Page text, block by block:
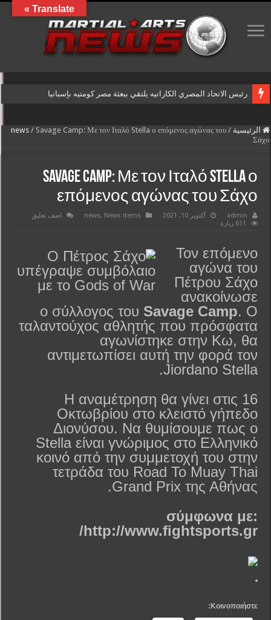
رئيس الاتحاد المصري الكاراتيه يلتقي ببعثة مصر كومتيه بإسبانيا
الرئيسية /
news / Savage Camp: Με τον Ιταλό Stella ο επόμενος αγώνας του
Σάχο
Savage Camp: Με τον Ιταλό Stella ο
επόμενος αγώνας του Σάχο
admin أكتوبر 10, 2021 news, News items
اضف تعليق
611 زيارة
Τον επόμενο
αγώνα του
Πέτρου Σάχο
ανακοίνωσε
ο σύλλογος του Savage Camp. Ο
ταλαντούχος αθλητής που πρόσφατα
αγωνίστηκε στην Κω, θα
αντιμετωπίσει αυτή την φορά τον
Jiordano Stella.
Η αναμέτρηση θα γίνει στις 16
Οκτωβρίου στο κλειστό γήπεδο
Διονύσου. Να θυμίσουμε πως ο
Stella είναι γνώριμος στο Ελληνικό
κοινό από την συμμετοχή του στην
τετράδα του Road To Muay Thai
Grand Prix της Αθήνας.
σύμφωνα με:
http://www.fightsports.gr/
Κοινοποιήστε:
Translate »